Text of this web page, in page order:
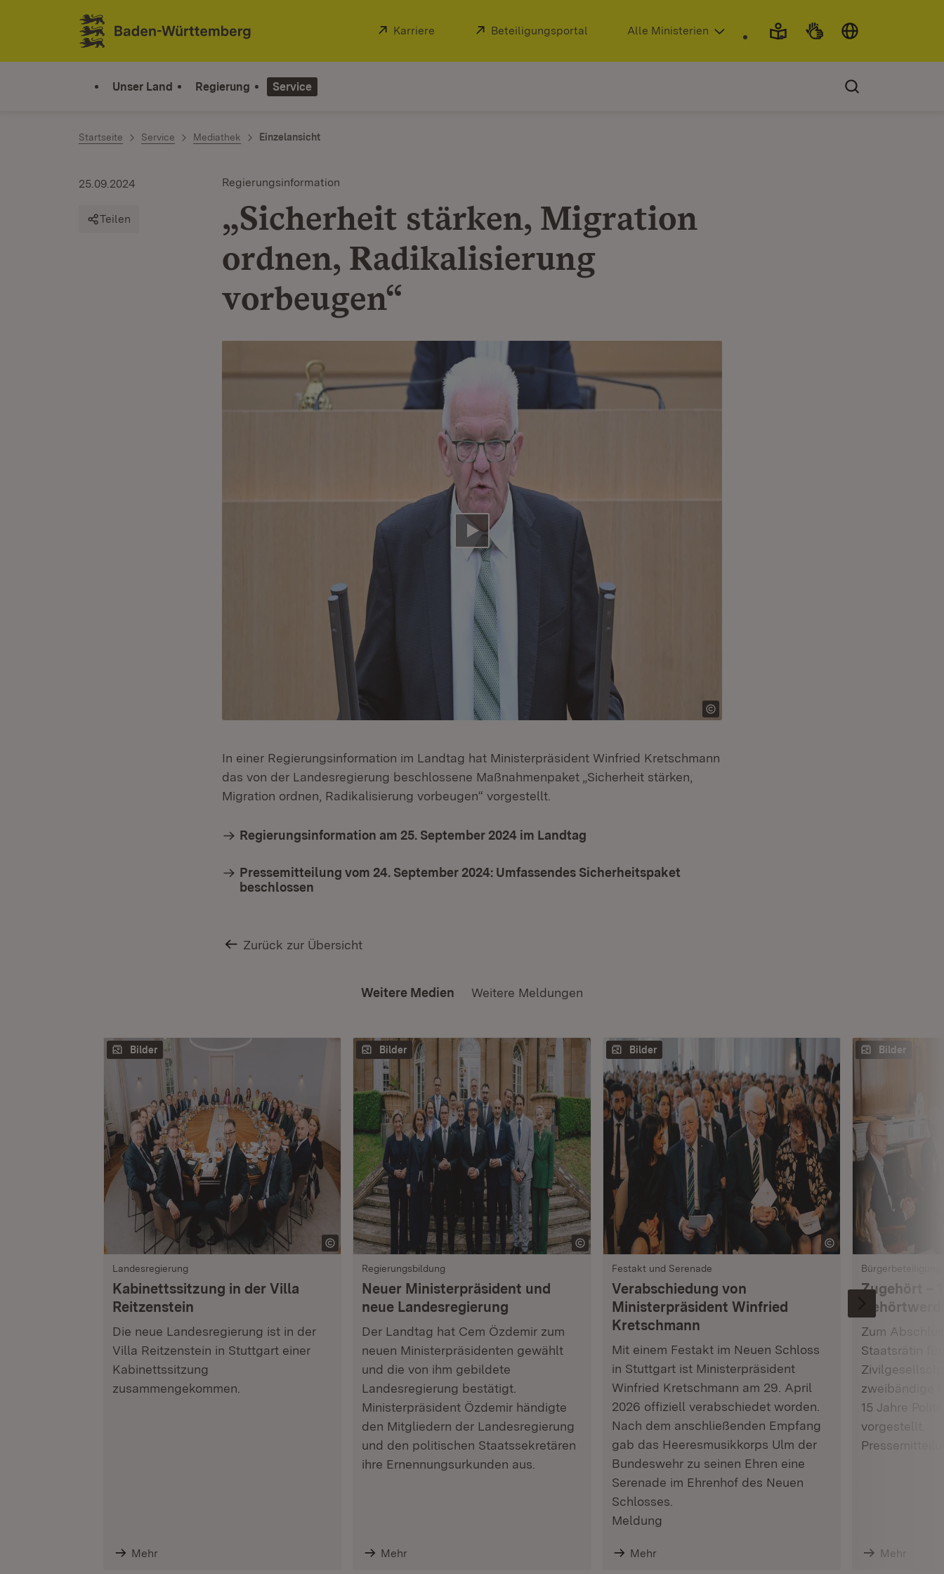
Zum Inhalt springen
Link zur Startseite
Extern:
Karriere (Öffnet in neuem Fenster)
Extern:
Beteiligungsportal (Öffnet in neuem Fenster)
Alle Ministerien
Unser Land Regierung Service
Startseite Service Mediathek Einzelansicht
Regierungsinformation
„Sicherheit stärken, Migration
ordnen, Radikalisierung
vorbeugen“
25.09.2024
Teilen
Video abspielen
In einer Regierungsinformation im Landtag hat Ministerpräsident Winfried Kretschmann
das von der Landesregierung beschlossene Maßnahmenpaket „Sicherheit stärken,
Migration ordnen, Radikalisierung vorbeugen“ vorgestellt.
Regierungsinformation am 25. September 2024 im Landtag
Pressemitteilung vom 24. September 2024: Umfassendes Sicherheitspaket
beschlossen
Zurück zur Übersicht
Weitere Medien Weitere Meldungen
Bilder
Landesregierung
Kabinettssitzung in der Villa
Reitzenstein
Die neue Landesregierung ist in der
Villa Reitzenstein in Stuttgart einer
Kabinettssitzung
zusammengekommen.
Mehr
Bilder
Regierungsbildung
Neuer Ministerpräsident und
neue Landesregierung
Der Landtag hat Cem Özdemir zum
neuen Ministerpräsidenten gewählt
und die von ihm gebildete
Landesregierung bestätigt.
Ministerpräsident Özdemir händigte
den Mitgliedern der Landesregierung
und den politischen Staatssekretären
ihre Ernennungsurkunden aus.
Mehr
Bilder
Festakt und Serenade
Verabschiedung von
Ministerpräsident Winfried
Kretschmann
Mit einem Festakt im Neuen Schloss
in Stuttgart ist Ministerpräsident
Winfried Kretschmann am 29. April
2026 offiziell verabschiedet worden.
Nach dem anschließenden Empfang
gab das Heeresmusikkorps Ulm der
Bundeswehr zu seinen Ehren eine
Serenade im Ehrenhof des Neuen
Schlosses.
Meldung
Mehr
Bilder
Bürgerbeteiligung
Zugehört –
Zum
Staatsrätin
zweibändige
15 Jahre
vorgestellt.
Mehr